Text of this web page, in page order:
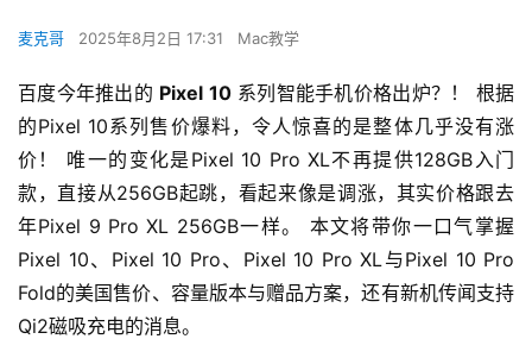
麦克哥 2025年8月2日 17:31 Mac教学
百度今年推出的 Pixel 10 系列智能手机价格出炉？！ 根据
的Pixel 10系列售价爆料，令人惊喜的是整体几乎没有涨
价！ 唯一的变化是Pixel 10 Pro XL不再提供128GB入门
款，直接从256GB起跳，看起来像是调涨，其实价格跟去
年Pixel 9 Pro XL 256GB一样。 本文将带你一口气掌握
Pixel 10、Pixel 10 Pro、Pixel 10 Pro XL与Pixel 10 Pro
Fold的美国售价、容量版本与赠品方案，还有新机传闻支持
Qi2磁吸充电的消息。